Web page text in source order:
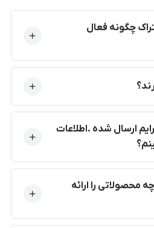
چگونه فعال
ارسال شده .اطلاعات
محصولاتی را ارائه